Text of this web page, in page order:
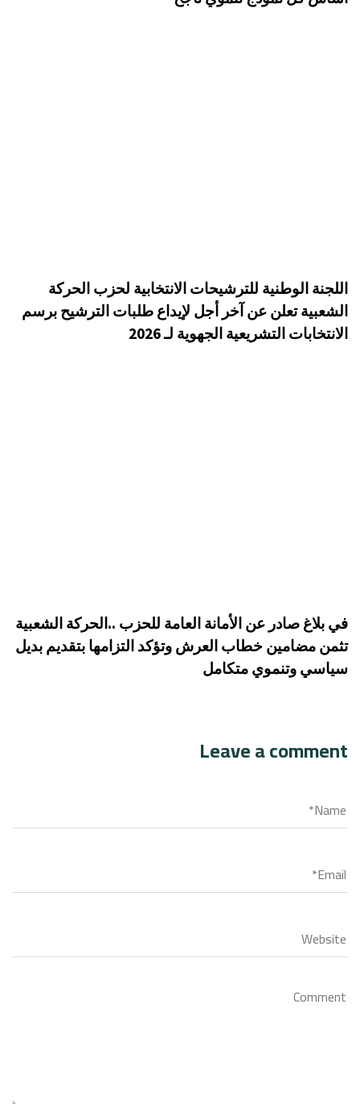
اللجنة الوطنية للترشيحات الانتخابية لحزب الحركة
الشعبية تعلن عن آخر أجل لإيداع طلبات الترشيح برسم
الانتخابات التشريعية الجهوية لـ 2026
في بلاغ صادر عن الأمانة العامة للحزب ..الحركة الشعبية
تثمن مضامين خطاب العرش وتؤكد التزامها بتقديم بديل
سياسي وتنموي متكامل
Leave a comment